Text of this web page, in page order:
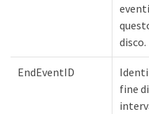
disco.
EndEventID
fine